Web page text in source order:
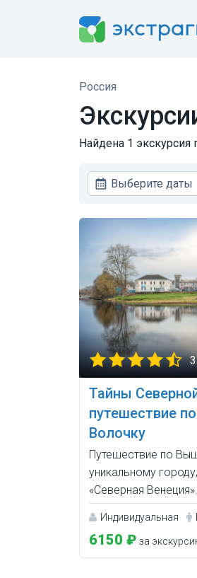
Россия
Найдена 1 экскурсия
Выберите даты
Тайны
путешествие
Волочку
Путешествие по
уникальному
«Северная Венеция».
Индивидуальная
6150 ₽ за